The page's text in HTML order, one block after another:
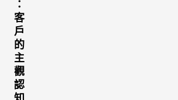
：
客
戶
的
主
觀
認